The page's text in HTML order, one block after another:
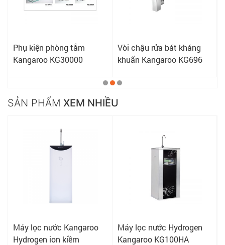
Phụ kiện phòng tắm
Kangaroo KG30000
Vòi chậu rửa bát kháng
khuẩn Kangaroo KG696
SẢN PHẨM XEM NHIỀU
Máy lọc nước Kangaroo
Hydrogen ion kiềm
Máy lọc nước Hydrogen
Kangaroo KG100HA